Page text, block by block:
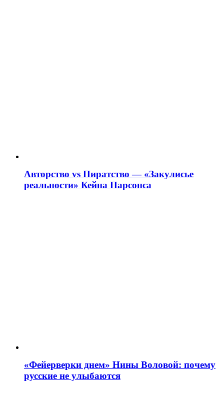
Авторство vs Пиратство — «Закулисье
реальности» Кейна Парсонса
«Фейерверки днем» Нины Воловой: почему
русские не улыбаются